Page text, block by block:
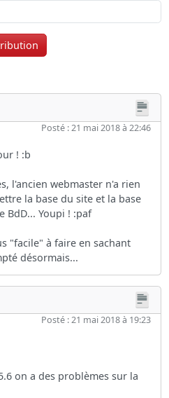
Posté : 21 mai 2018 à 22:46
! :b
l'ancien webmaster n'a rien
la base du site et la base
BdD... Youpi ! :paf
"facile" à faire en sachant
désormais...
Posté : 21 mai 2018 à 19:23
on a des problèmes sur la